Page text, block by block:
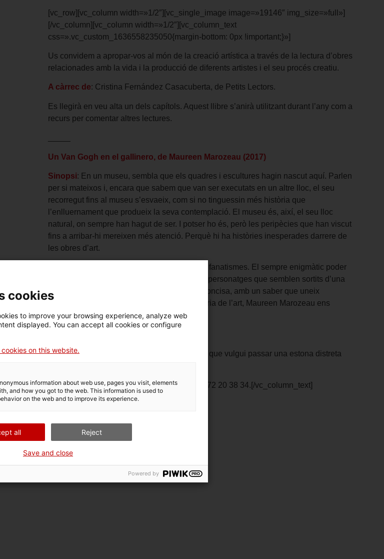
[vc_row][vc_column width=»1/2″][vc_single_image image=»19146″ img_size=»full»]
[/vc_column][vc_column width=»1/2″][vc_column_text
css=».vc_custom_1636558235050{margin-bottom: 0px !important;}»]
Us convidem a apropar-vos al món de la creació artística a través de la lectura d’obres
relacionades amb la vida i la producció de diferents artistes i el seu procés creatiu.
A càrrec de: Cristina Fernández Casacuberta, de Petits Lectors.
Es llegirà en veu alta un dels capítols. Aquest llibre s’anirà utilitzant durant l’any com a
recurs per comentar altres lectures.
Un Van Gogh en el gallinero, de Maureen Marozeau (2017)
Sinopsi: En un museu, sembla que els quadres i escultures hagin nascut aquí. Parlen
per si mateixos i, encara que sabem que van ser executats en un altre lloc, el seu
recorregut fins al museu s’esvaeix, com si no tinguessin més història que
l’enlluernament que produeix la seva contemplació. El museu és, així, el seu lloc
natural, on sempre han hagut de ser. I potser ho és, però les peripècies que han viscut
fins a arribar-hi mereixen més atenció. Perquè hi ha històries inesperades darrere de
les obres d’art.
Històries d’ambició i despulla, d’atzar, oblits i fanatismes. El sempre enigmàtic poder
de l’art es creua aquí amb trames polítiques i personatges que semblen sortits d’una
novel·la policíaca. Amb una prosa elegant i concisa, amb un saber que uneix
anècdotes, trames polítiques i religioses i teoria de l’art, Maureen Marozeau ens
mostra la rebotiga de les obres d’art.
Les sessions són gratuïtes i obertes a tothom que vulgui passar una estona distreta
Reserves: Es recomana la inscripció al tel. 972 20 38 34.[/vc_column_text]
[/vc_column][/vc_row]
cookies
to improve your browsing experience, analyze web
displayed. You can accept all cookies or configure
on this website.
information about web use, pages you visit, elements
and how you got to the web. This information is used to
on the web and to improve its experience.
all Reject
Save and close
Powered by